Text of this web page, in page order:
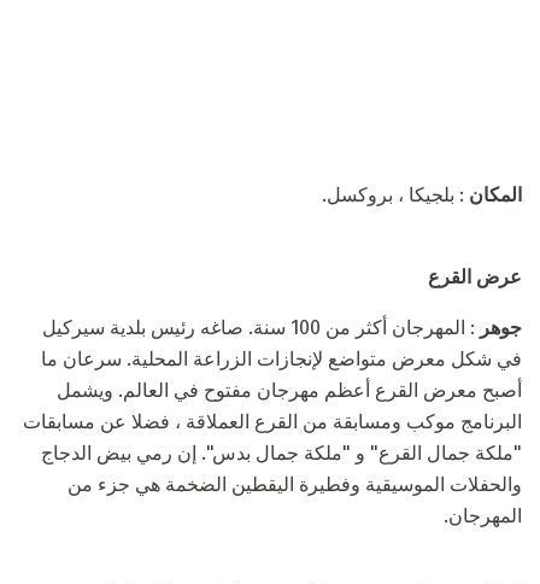
المكان : بلجيكا ، بروكسل.
عرض القرع
جوهر
: المهرجان أكثر من 100 سنة. صاغه رئيس بلدية سيركيل
في شكل معرض متواضع لإنجازات الزراعة المحلية. سرعان ما
أصبح معرض القرع أعظم مهرجان مفتوح في العالم. ويشمل
البرنامج موكب ومسابقة من القرع العملاقة ، فضلا عن مسابقات
"ملكة جمال القرع" و "ملكة جمال بدس". إن رمي بيض الدجاج
والحفلات الموسيقية وفطيرة اليقطين الضخمة هي جزء من
المهرجان.